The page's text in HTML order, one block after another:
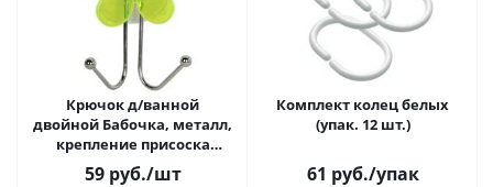
Крючок д/ванной
двойной Бабочка, металл,
крепление присоска
Рыжий Кот W2065-1 311462
59руб./шт
Комплект колец белых
(упак. 12 шт.)
61 руб./упак